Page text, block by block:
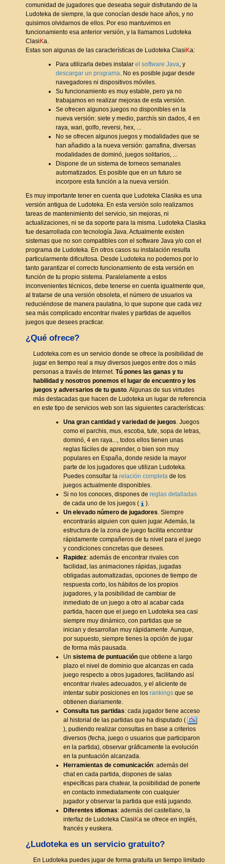
comunidad de jugadores que deseaba seguir disfrutando de la
Ludoteka de siempre, la que conocían desde hace años, y no
quisimos olvidarnos de ellos. Por eso mantuvimos en
funcionamiento esa anterior versión, y la llamamos Ludoteka
Clasi Ka.
Estas son algunas de las características de Ludoteka Clasi Ka:
Para utilizarla debes instalar el software Java, y
descargar un programa. No es posible jugar desde
navegadores ni dispositivos móviles.
Su funcionamiento es muy estable, pero ya no
trabajamos en realizar mejoras de esta versión.
Se ofrecen algunos juegos no disponibles en la
nueva versión: siete y medio, parchís sin dados, 4 en
raya, wari, golfo, reversi, hex, ...
No se ofrecen algunos juegos y modalidades que se
han añadido a la nueva versión: garrafina, diversas
modalidades de dominó, juegos solitarios, ...
Dispone de un sistema de torneos semanales
automatizados. Es posible que en un futuro se
incorpore esta función a la nueva versión.
Es muy importante tener en cuenta que Ludoteka Clasika es una
versión antigua de Ludoteka. En esta versión solo realizamos
tareas de mantenimiento del servicio, sin mejoras, ni
actualizaciones, ni se da soporte para la misma. Ludoteka Clasika
fue desarrollada con tecnología Java. Actualmente existen
sistemas que no son compatibles con el software Java y/o con el
programa de Ludoteka. En otros casos su instalación resulta
particularmente dificultosa. Desde Ludoteka no podemos por lo
tanto garantizar el correcto funcionamiento de esta versión en
función de tu propio sistema. Paralelamente a estos
inconvenientes técnicos, debe tenerse en cuenta igualmente que,
al tratarse de una versión obsoleta, el número de usuarios va
reduciéndose de manera paulatina, lo que supone que cada vez
sea más complicado encontrar rivales y partidas de aquellos
juegos que desees practicar.
¿Qué ofrece?
Ludoteka.com es un servicio donde se ofrece la posibilidad de
jugar en tiempo real a muy diversos juegos entre dos o más
personas a través de Internet. Tú pones las ganas y tu
habilidad y nosotros ponemos el lugar de encuentro y los
juegos y adversarios de tu gusto. Algunas de sus virtudes
más destacadas que hacen de Ludoteka un lugar de referencia
en este tipo de servicios web son las siguientes características:
Una gran cantidad y variedad de juegos. Juegos
como el parchis, mus, escoba, tute, sopa de letras,
dominó, 4 en raya..., todos ellos tienen unas
reglas fáciles de aprender, o bien son muy
populares en España, donde reside la mayor
parte de los jugadores que utilizan Ludoteka.
Puedes consultar la relación completa de los
juegos actualmente disponibles.
Si no los conoces, dispones de reglas detalladas
de cada uno de los juegos (
).
Un elevado número de jugadores. Siempre
encontrarás alguien con quien jugar. Además, la
estructura de la zona de juego facilita encontrar
rápidamente compañeros de tu nivel para el juego
y condiciones concretas que desees.
Rapidez: además de encontrar rivales con
facilidad, las animaciones rápidas, jugadas
obligadas automatizadas, opciones de tiempo de
respuesta corto, los hábitos de los propios
jugadores, y la posibilidad de cambiar de
inmediato de un juego a otro al acabar cada
partida, hacen que el juego en Ludoteka sea casi
siempre muy dinámico, con partidas que se
inician y desarrollan muy rápidamente. Aunque,
por supuesto, siempre tienes la opción de jugar
de forma más pausada.
Un sistema de puntuación que obtiene a largo
plazo el nivel de dominio que alcanzas en cada
juego respecto a otros jugadores, facilitando así
encontrar rivales adecuados, y el aliciente de
intentar subir posiciones en los rankings que se
obtienen diariamente.
Consulta tus partidas: cada jugador tiene acceso
al historial de las partidas que ha disputado (
), pudiendo realizar consultas en base a criterios
diversos (fecha, juego o usuarios que participaron
en la partida), observar gráficamente la evolución
en la puntuación alcanzada.
Herramientas de comunicación: además del
chat en cada partida, dispones de salas
específicas para chatear, la posibilidad de ponerte
en contacto inmediatamente con cualquier
jugador y observar la partida que está jugando.
Diferentes idiomas: además del castellano, la
interfaz de Ludoteka Clasi Ka se ofrece en inglés,
francés y euskera.
¿Ludoteka es un servicio gratuito?
En Ludoteka puedes jugar de forma gratuita un tiempo limitado